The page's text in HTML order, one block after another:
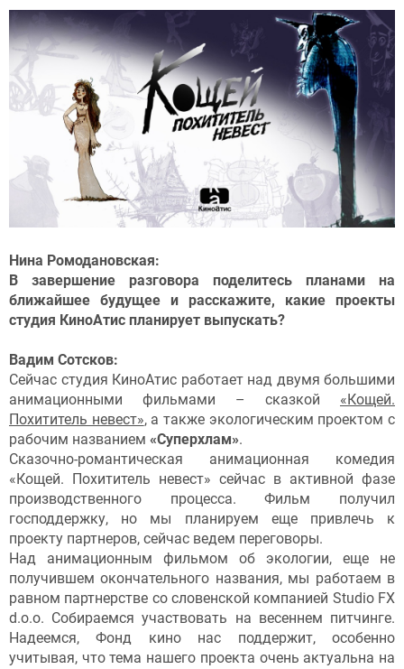
Нина Ромодановская:
В завершение разговора поделитесь планами на
ближайшее будущее и расскажите, какие проекты
студия КиноАтис планирует выпускать?
Вадим Сотсков:
Сейчас студия КиноАтис работает над двумя большими
анимационными фильмами – сказкой «Кощей.
Похититель невест», а также экологическим проектом с
рабочим названием «Суперхлам».
Сказочно-романтическая анимационная комедия
«Кощей. Похититель невест» сейчас в активной фазе
производственного процесса. Фильм получил
господдержку, но мы планируем еще привлечь к
проекту партнеров, сейчас ведем переговоры.
Над анимационным фильмом об экологии, еще не
получившем окончательного названия, мы работаем в
равном партнерстве со словенской компанией Studio FX
d.o.o. Собираемся участвовать на весеннем питчинге.
Надеемся, Фонд кино нас поддержит, особенно
учитывая, что тема нашего проекта очень актуальна на